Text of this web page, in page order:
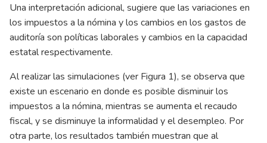
Una interpretación adicional, sugiere que las variaciones en
los impuestos a la nómina y los cambios en los gastos de
auditoría son políticas laborales y cambios en la capacidad
estatal respectivamente.
Al realizar las simulaciones (ver Figura 1), se observa que
existe un escenario en donde es posible disminuir los
impuestos a la nómina, mientras se aumenta el recaudo
fiscal, y se disminuye la informalidad y el desempleo. Por
otra parte, los resultados también muestran que al